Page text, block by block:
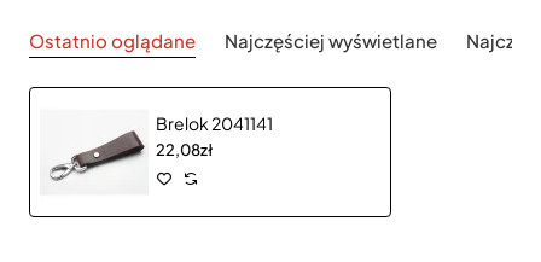
Ostatnio oglądane Najczęściej wyświetlane
Brelok 2041141
22,08zł